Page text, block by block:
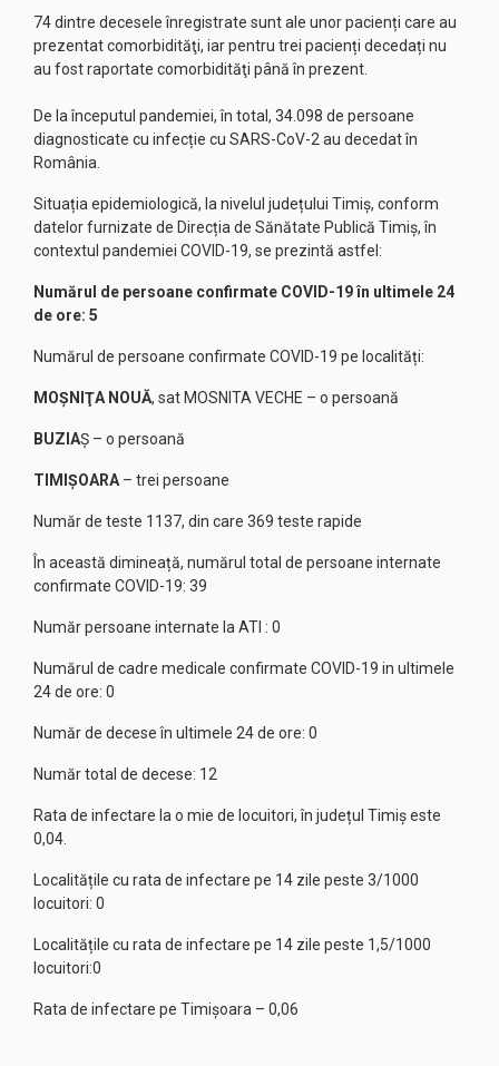
74 dintre decesele înregistrate sunt ale unor pacienți care au
prezentat comorbidităţi, iar pentru trei pacienți decedați nu
au fost raportate comorbidităţi până în prezent.
De la începutul pandemiei, în total, 34.098 de persoane
diagnosticate cu infecție cu SARS-CoV-2 au decedat în
România.
Situația epidemiologică, la nivelul județului Timiș, conform
datelor furnizate de Direcția de Sănătate Publică Timiș, în
contextul pandemiei COVID-19, se prezintă astfel:
Numărul de persoane confirmate COVID-19 în ultimele 24
de ore: 5
Numărul de persoane confirmate COVID-19 pe localități:
MOŞNIŢA NOUĂ, sat MOSNITA VECHE – o persoană
BUZIAȘ – o persoană
TIMIŞOARA – trei persoane
Număr de teste 1137, din care 369 teste rapide
În această dimineață, numărul total de persoane internate
confirmate COVID-19: 39
Număr persoane internate la ATI : 0
Numărul de cadre medicale confirmate COVID-19 in ultimele
24 de ore: 0
Număr de decese în ultimele 24 de ore: 0
Număr total de decese: 12
Rata de infectare la o mie de locuitori, în județul Timiș este
0,04.
Localitățile cu rata de infectare pe 14 zile peste 3/1000
locuitori: 0
Localitățile cu rata de infectare pe 14 zile peste 1,5/1000
locuitori:0
Rata de infectare pe Timișoara – 0,06